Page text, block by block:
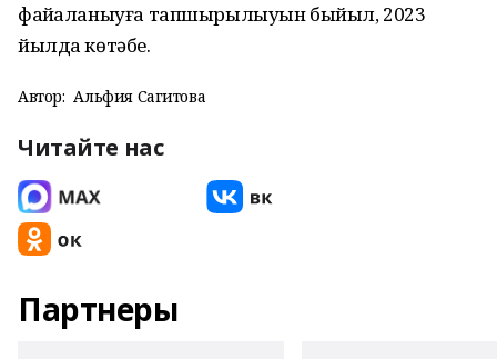
файҙаланыуға тапшырылыуын быйыл, 2023
йылда көтәбеҙ.
Автор: Альфия Сагитова
Читайте нас
Партнеры